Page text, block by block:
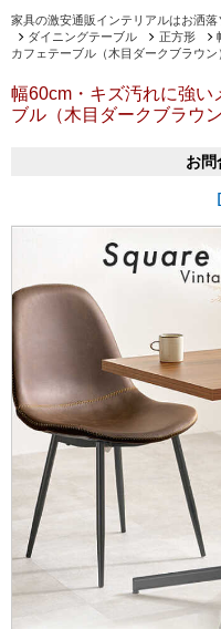
家具の激安通販インテリアルはお洒
ダイニングテーブル
正方形
カフェテーブル（木目ダークブラウン
幅60cm・キズ汚れに強い
ブル（木目ダークブラウン
お問